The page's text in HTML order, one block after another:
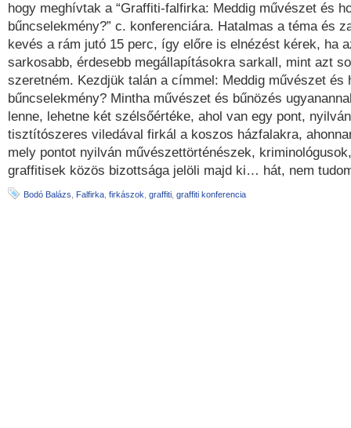
hogy meghívtak a “Graffiti-falfirka: Meddig művészet és
bűncselekmény?” c. konferenciára. Hatalmas a téma és
kevés a rám jutó 15 perc, így előre is elnézést kérek, ha
sarkosabb, érdesebb megállapításokra sarkall, mint azt
szeretném. Kezdjük talán a címmel: Meddig művészet és
bűncselekmény? Mintha művészet és bűnözés
lenne, lehetne két szélsőértéke, ahol van egy pont,
tisztítószeres viledával firkál a koszos házfalakra,
mely pontot nyilván művészettörténészek,
graffitisek közös bizottsága jelöli majd ki… hát, nem
Bodó Balázs Falfirka firkászok graffiti graffiti konferencia